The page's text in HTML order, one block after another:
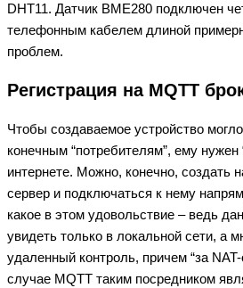
DHT11. Датчик BME280 подключен
телефонным кабелем длиной
проблем.
Регистрация на MQTT
Чтобы создаваемое устройство
конечным “потребителям”, ему нужен
интернете. Можно, конечно, создать
сервер и подключаться к нему
какое в этом удовольствие – ведь
увидеть только в локальной сети, а
удаленный контроль, причем “за
случае MQTT таким посредником